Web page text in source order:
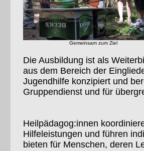
Gemeinsam zum Ziel
Die Ausbildung ist als
aus dem Bereich der
Jugendhilfe konzipiert und
Gruppendienst und für
Heilpädagog:innen
Hilfeleistungen und führen
bieten für Menschen, deren